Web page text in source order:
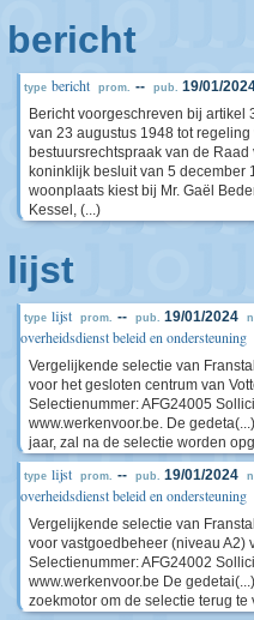
bericht
type bericht prom. -- pub. 19/01/
Bericht voorgeschreven bij artikel
van 23 augustus 1948 tot
bestuursrechtspraak van de
koninklijk besluit van 5 december
woonplaats kiest bij Mr. Gaël
Kessel, (...)
lijst
type lijst prom. -- pub. 19/01/2024
overheidsdienst beleid en ondersteuning
Vergelijkende selectie van
voor het gesloten centrum van
Selectienummer: AFG24005
www.werkenvoor.be. De
jaar, zal na de selectie worden
type lijst prom. -- pub. 19/01/2024
overheidsdienst beleid en ondersteuning
Vergelijkende selectie van
voor vastgoedbeheer (niveau A2)
Selectienummer: AFG24002
www.werkenvoor.be De
zoekmotor om de selectie terug